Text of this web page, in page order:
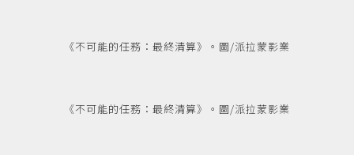
《不可能的任務：最終清算》。圖/派拉蒙影業
《不可能的任務：最終清算》。圖/派拉蒙影業